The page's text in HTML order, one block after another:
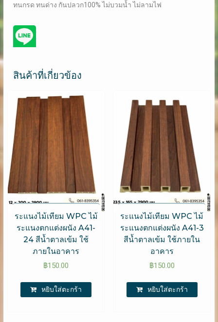
ทนกรด ทนด่าง กันปลวก100% ไม่บวมน้ำ ไม่ลามไฟ
สินค้าที่เกี่ยวข้อง
ระแนงไม้เทียม WPC ไม้
ระแนงตกแต่งผนัง A41-
24 สีน้ำตาลเข้ม ใช้
ภายในอาคาร
฿150.00
หยิบใส่ตะกร้า
ระแนงไม้เทียม WPC ไม้
ระแนงตกแต่งผนัง A41-3
สีน้ำตาลเข้ม ใช้ภายใน
อาคาร
฿150.00
หยิบใส่ตะกร้า